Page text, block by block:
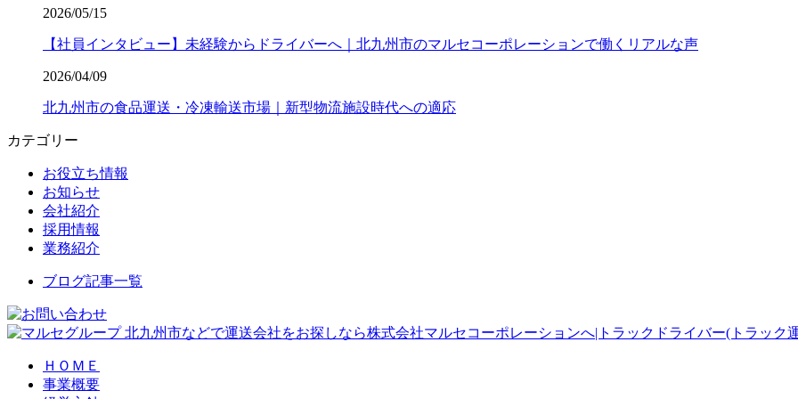
2026/05/15
【社員インタビュー】未経験からドライバーへ｜北九州市のマルセコーポレーションで働くリアルな声
2026/04/09
北九州市の食品運送・冷凍輸送市場｜新型物流施設時代への適応
カテゴリー
お役立ち情報
お知らせ
会社紹介
採用情報
業務紹介
ブログ記事一覧
北九州市などで運送会社をお探しなら株式会社マルセコーポレーションへ|トラックドライバー(トラック
ＨＯＭＥ
事業概要